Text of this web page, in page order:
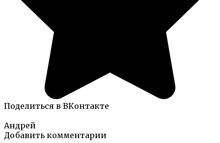
Поделиться в ВКонтакте
Андрей
Добавить комментарии